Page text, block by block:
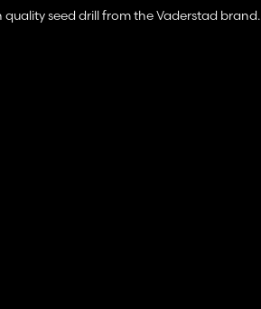
seed drill from the Vaderstad brand.